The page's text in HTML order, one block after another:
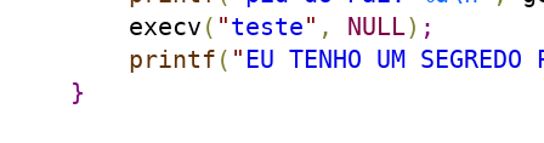
    execv
( "teste" , NULL) ;
printf ( " EU TENHO UM SEGREDO
}